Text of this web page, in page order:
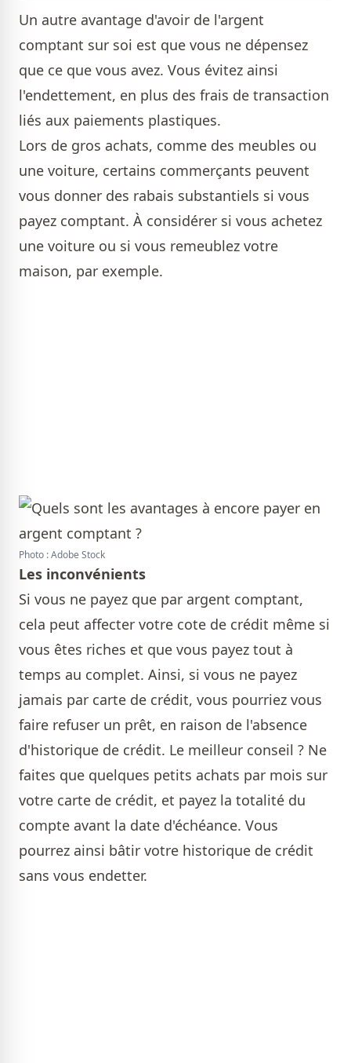
Un autre avantage d'avoir de l'argent
comptant sur soi est que vous ne dépensez
que ce que vous avez. Vous évitez ainsi
l'endettement, en plus des frais de transaction
liés aux paiements plastiques.
Lors de gros achats, comme des meubles ou
une voiture, certains commerçants peuvent
vous donner des rabais substantiels si vous
payez comptant. À considérer si vous achetez
une voiture ou si vous remeublez votre
maison, par exemple.
Photo : Adobe Stock
Les inconvénients
Si vous ne payez que par argent comptant,
cela peut affecter votre cote de crédit même si
vous êtes riches et que vous payez tout à
temps au complet. Ainsi, si vous ne payez
jamais par carte de crédit, vous pourriez vous
faire refuser un prêt, en raison de l'absence
d'historique de crédit. Le meilleur conseil ? Ne
faites que quelques petits achats par mois sur
votre carte de crédit, et payez la totalité du
compte avant la date d'échéance. Vous
pourrez ainsi bâtir votre historique de crédit
sans vous endetter.